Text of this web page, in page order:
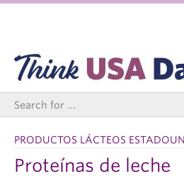
PRODUCTOS LÁCTEOS
Proteínas de leche